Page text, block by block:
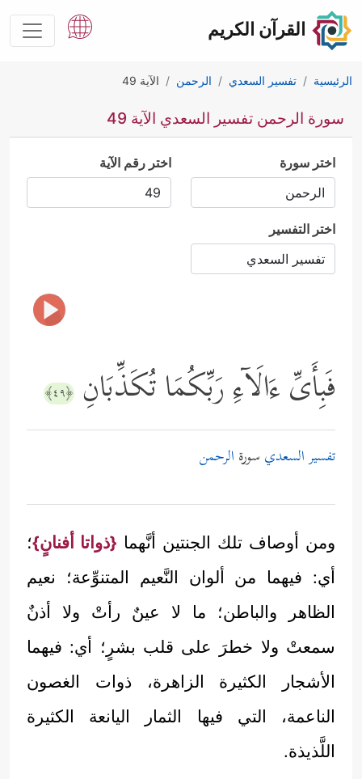
القرآن الكريم
الرئيسية تفسير السعدي الرحمن الآية 49
سورة الرحمن تفسير السعدي الآية 49
اختر سورة اختر رقم الآية
اختر التفسير
فَبِأَیِّ ءَالَاۤءِ رَبِّكُمَا تُكَذِّبَانِ ﴿٤٩﴾
تفسير السعدي سورة الرحمن
ومن أوصاف تلك الجنتين أنَّهما {ذواتا أفنانٍ}؛
أي: فيهما من ألوان النَّعيم المتنوِّعة؛ نعيم
الظاهر والباطن؛ ما لا عينٌ رأتْ ولا أذنٌ
سمعتْ ولا خطرَ على قلب بشرٍ؛ أي: فيهما
الأشجار الكثيرة الزاهرة، ذوات الغصون
الناعمة، التي فيها الثمار اليانعة الكثيرة
اللَّذيذة.